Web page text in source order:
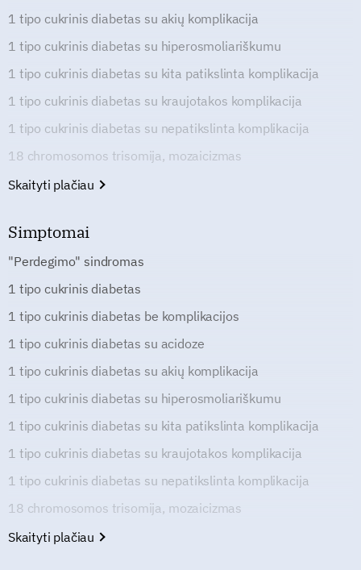
1 tipo cukrinis diabetas su akių komplikacija
1 tipo cukrinis diabetas su hiperosmoliariškumu
1 tipo cukrinis diabetas su kita patikslinta komplikacija
1 tipo cukrinis diabetas su kraujotakos komplikacija
1 tipo cukrinis diabetas su nepatikslinta komplikacija
18 chromosomos trisomija, mozaicizmas
Skaityti plačiau
Simptomai
"Perdegimo" sindromas
1 tipo cukrinis diabetas
1 tipo cukrinis diabetas be komplikacijos
1 tipo cukrinis diabetas su acidoze
1 tipo cukrinis diabetas su akių komplikacija
1 tipo cukrinis diabetas su hiperosmoliariškumu
1 tipo cukrinis diabetas su kita patikslinta komplikacija
1 tipo cukrinis diabetas su kraujotakos komplikacija
1 tipo cukrinis diabetas su nepatikslinta komplikacija
18 chromosomos trisomija, mozaicizmas
Skaityti plačiau